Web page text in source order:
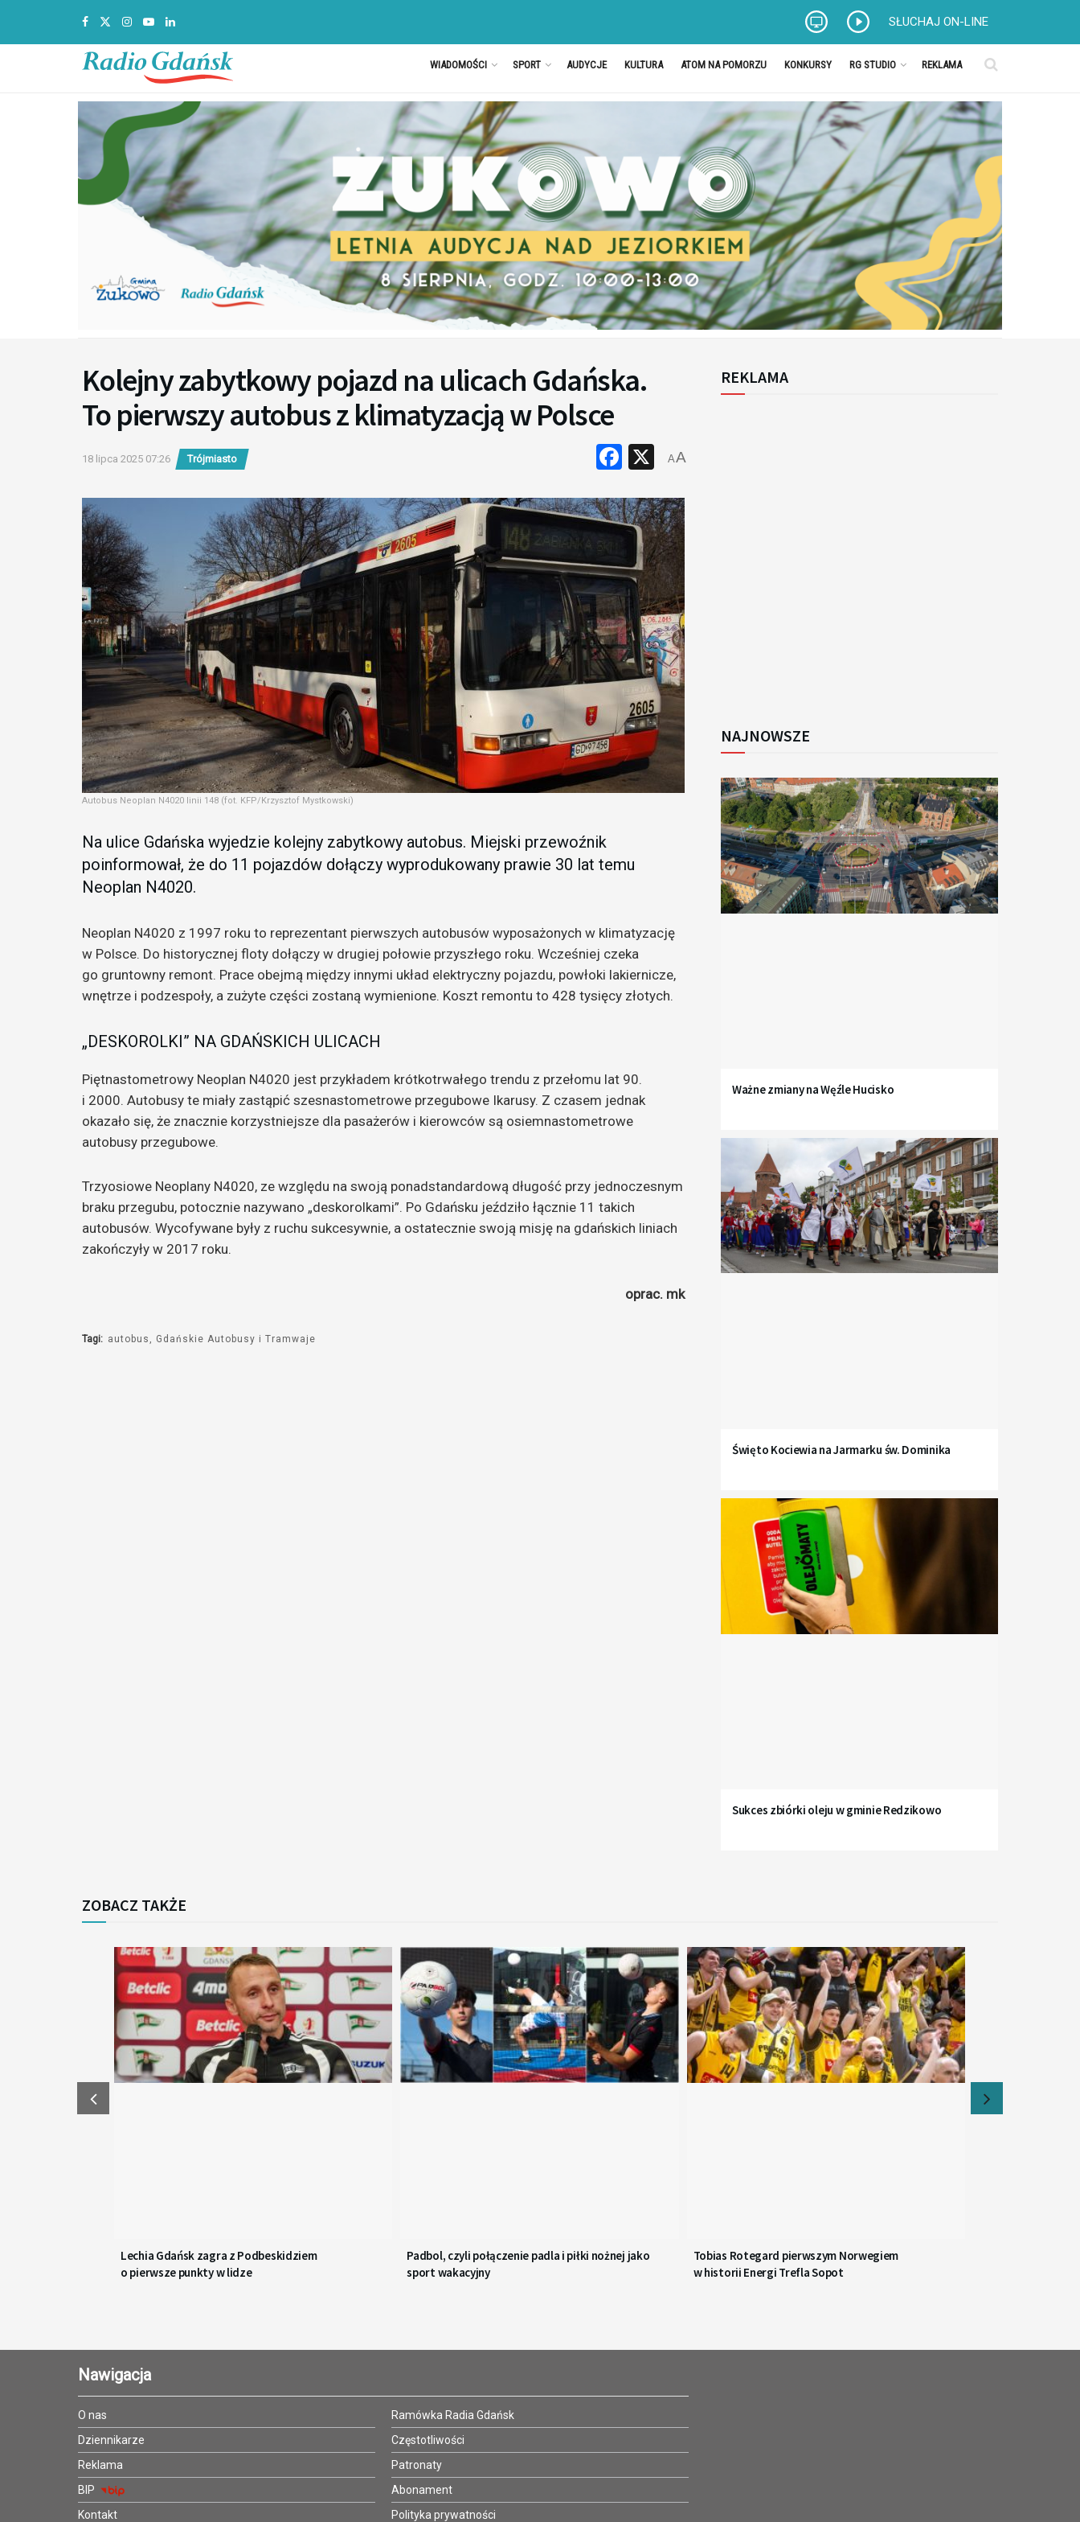
SŁUCHAJ ON-LINE
WIADOMOŚCI SPORT AUDYCJE KULTURA ATOM NA POMORZU KONKURSY RG STUDIO REKLAMA
Kolejny zabytkowy pojazd na ulicach Gdańska.
To pierwszy autobus z klimatyzacją w Polsce
18 lipca 2025 07:26 Trójmiasto Facebook
X
AA
Autobus Neoplan N4020 linii 148 (fot. KFP/Krzysztof Mystkowski)
Na ulice Gdańska wyjedzie kolejny zabytkowy autobus. Miejski przewoźnik
poinformował, że do 11 pojazdów dołączy wyprodukowany prawie 30 lat temu
Neoplan N4020.
Neoplan N4020 z 1997 roku to reprezentant pierwszych autobusów wyposażonych w klimatyzację
w Polsce. Do historycznej floty dołączy w drugiej połowie przyszłego roku. Wcześniej czeka
go gruntowny remont. Prace obejmą między innymi układ elektryczny pojazdu, powłoki lakiernicze,
wnętrze i podzespoły, a zużyte części zostaną wymienione. Koszt remontu to 428 tysięcy złotych.
„DESKOROLKI” NA GDAŃSKICH ULICACH
Piętnastometrowy Neoplan N4020 jest przykładem krótkotrwałego trendu z przełomu lat 90.
i 2000. Autobusy te miały zastąpić szesnastometrowe przegubowe Ikarusy. Z czasem jednak
okazało się, że znacznie korzystniejsze dla pasażerów i kierowców są osiemnastometrowe
autobusy przegubowe.
Trzyosiowe Neoplany N4020, ze względu na swoją ponadstandardową długość przy jednoczesnym
braku przegubu, potocznie nazywano „deskorolkami”. Po Gdańsku jeździło łącznie 11 takich
autobusów. Wycofywane były z ruchu sukcesywnie, a ostatecznie swoją misję na gdańskich liniach
zakończyły w 2017 roku.
oprac. mk
Tagi: autobus Gdańskie Autobusy i Tramwaje
REKLAMA
NAJNOWSZE
Ważne zmiany na Węźle Hucisko
Święto Kociewia na Jarmarku św. Dominika
Sukces zbiórki oleju w gminie Redzikowo
ZOBACZ TAKŻE
Lechia Gdańsk zagra z Podbeskidziem
o pierwsze punkty w lidze
Padbol, czyli połączenie padla i piłki nożnej jako
sport wakacyjny
Tobias Rotegard pierwszym Norwegiem
w historii Energi Trefla Sopot
Nawigacja
O nas
Dziennikarze
Reklama
BIP
Kontakt
Ramówka Radia Gdańsk
Częstotliwości
Patronaty
Abonament
Polityka prywatności